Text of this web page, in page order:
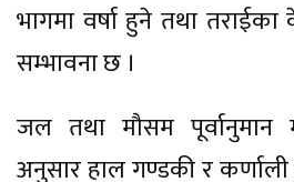
भागमा वर्षा हुने तथा तराईका
सम्भावना छ ।
जल तथा मौसम पूर्वानुमान
अनुसार हाल गण्डकी र कर्णाली